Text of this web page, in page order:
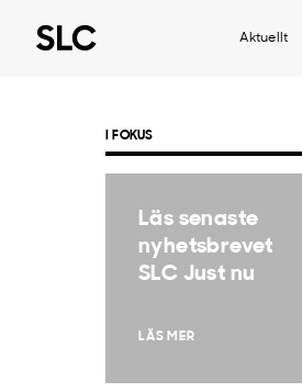
Aktuellt
I FOKUS
Läs senaste
nyhetsbrevet
SLC Just nu
LÄS MER